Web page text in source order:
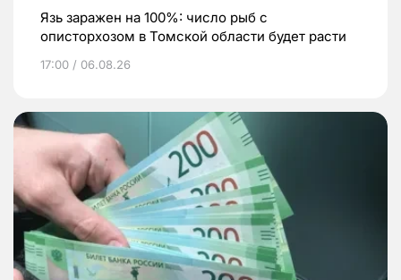
Язь заражен на 100%: число рыб с
описторхозом в Томской области будет расти
17:00 / 06.08.26